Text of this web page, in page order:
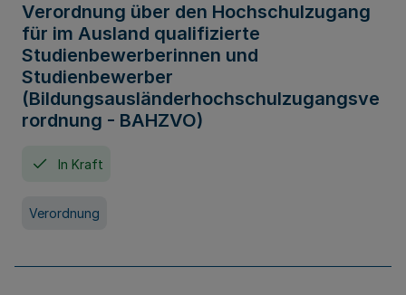
Verordnung über den Hochschulzugang
für im Ausland qualifizierte
Studienbewerberinnen und
Studienbewerber
(Bildungsausländerhochschulzugangsve
rordnung - BAHZVO)
In Kraft
Verordnung